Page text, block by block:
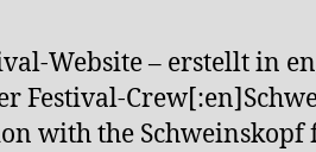
Website – erstellt in
Festival-
with the Schweinskopf